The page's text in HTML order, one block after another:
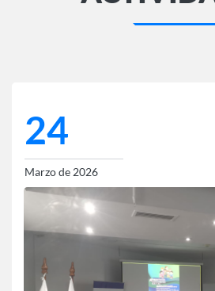
24
Marzo de 2026